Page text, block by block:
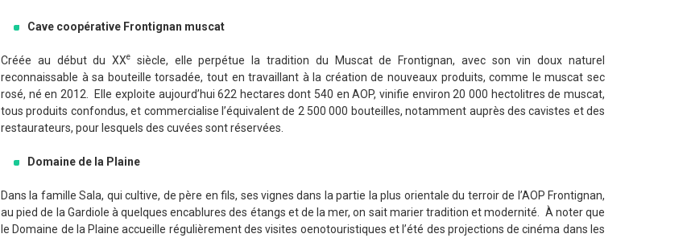
Cave coopérative Frontignan muscat
Créée au début du XXe
siècle, elle perpétue la tradition du Muscat de Frontignan, avec son vin doux naturel
reconnaissable à sa bouteille torsadée, tout en travaillant à la création de nouveaux produits, comme le muscat sec
rosé, né en 2012. Elle exploite aujourd’hui 622 hectares dont 540 en AOP, vinifie environ 20 000 hectolitres de muscat,
tous produits confondus, et commercialise l’équivalent de 2 500 000 bouteilles, notamment auprès des cavistes et des
restaurateurs, pour lesquels des cuvées sont réservées.
Domaine de la Plaine
Dans la famille Sala, qui cultive, de père en fils, ses vignes dans la partie la plus orientale du terroir de l’AOP Frontignan,
au pied de la Gardiole à quelques encablures des étangs et de la mer, on sait marier tradition et modernité. À noter que
le Domaine de la Plaine accueille régulièrement des visites oenotouristiques et l’été des projections de cinéma dans les